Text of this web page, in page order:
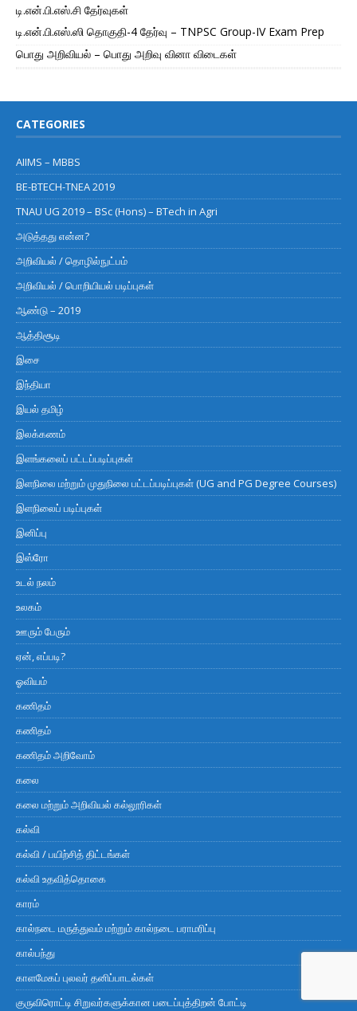
டி.என்.பி.எஸ்.சி தேர்வுகள்
டி.என்.பி.எஸ்.ஸி தொகுதி-4 தேர்வு – TNPSC Group-IV Exam Prep
பொது அறிவியல் – பொது அறிவு வினா விடைகள்
CATEGORIES
AIIMS – MBBS
BE-BTECH-TNEA 2019
TNAU UG 2019 – BSc (Hons) – BTech in Agri
அடுத்தது என்ன?
அறிவியல் / தொழில்நுட்பம்
அறிவியல் / பொறியியல் படிப்புகள்
ஆண்டு – 2019
ஆத்திசூடி
இசை
இந்தியா
இயல் தமிழ்
இலக்கணம்
இளங்கலைப் பட்டப்படிப்புகள்
இளநிலை மற்றும் முதுநிலை பட்டப்படிப்புகள் (UG and PG Degree Courses)
இளநிலைப் படிப்புகள்
இனிப்பு
இஸ்ரோ
உடல் நலம்
உலகம்
ஊரும் பேரும்
ஏன், எப்படி?
ஓவியம்
கணிதம்
கணிதம்
கணிதம் அறிவோம்
கலை
கலை மற்றும் அறிவியல் கல்லூரிகள்
கல்வி
கல்வி / பயிற்சித் திட்டங்கள்
கல்வி உதவித்தொகை
காரம்
கால்நடை மருத்துவம் மற்றும் கால்நடை பராமரிப்பு
கால்பந்து
காளமேகப் புலவர் தனிப்பாடல்கள்
குருவிரொட்டி சிறுவர்களுக்கான படைப்புத்திறன் போட்டி